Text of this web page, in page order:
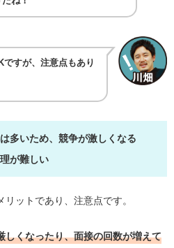
すが、注意点もあり
多いため、競争が激しくなる
が難しい
ットであり、注意点です。
しくなったり、面接の回数が増えて